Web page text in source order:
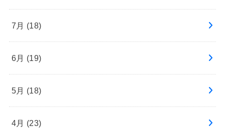
7月 (18)
6月 (19)
5月 (18)
4月 (23)